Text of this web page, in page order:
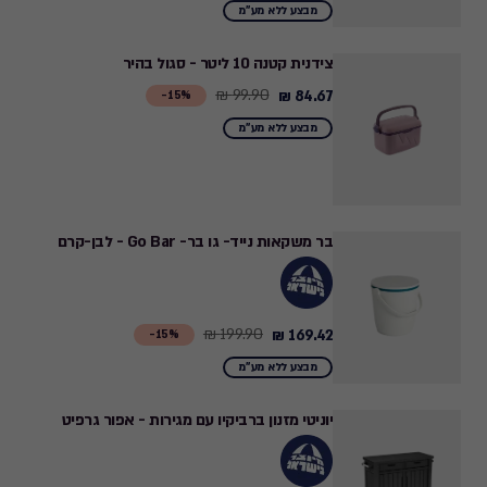
from
₪
to
372.82
₪
מבצע ללא מע"מ
צידנית קטנה 10 ליטר - סגול בהיר
15%-
Price
from
₪
84.67 ₪
99.90 ₪
מבצע ללא מע"מ
בר משקאות נייד- גו בר- Go Bar - לבן-קרם
15%-
Price
from
₪
to
169.42
169.42 ₪
199.90 ₪
מבצע ללא מע"מ
יוניטי מזנון ברביקיו עם מגירות - אפור גרפיט